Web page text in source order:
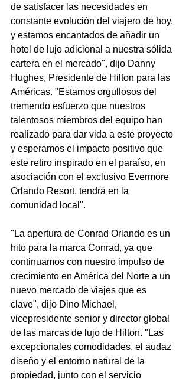
de satisfacer las necesidades en
constante evolución del viajero de hoy,
y estamos encantados de añadir un
hotel de lujo adicional a nuestra sólida
cartera en el mercado", dijo Danny
Hughes, Presidente de Hilton para las
Américas. "Estamos orgullosos del
tremendo esfuerzo que nuestros
talentosos miembros del equipo han
realizado para dar vida a este proyecto
y esperamos el impacto positivo que
este retiro inspirado en el paraíso, en
asociación con el exclusivo Evermore
Orlando Resort, tendrá en la
comunidad local".
"La apertura de Conrad Orlando es un
hito para la marca Conrad, ya que
continuamos con nuestro impulso de
crecimiento en América del Norte a un
nuevo mercado de viajes que es
clave", dijo Dino Michael,
vicepresidente senior y director global
de las marcas de lujo de Hilton. "Las
excepcionales comodidades, el audaz
diseño y el entorno natural de la
propiedad, junto con el servicio